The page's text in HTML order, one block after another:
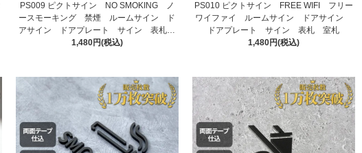
PS009 ピクトサイン NO SMOKING ノ
ースモーキング 禁煙 ルームサイン ド
アサイン ドアプレート サイン 表札
室札
1,480円(税込)
PS010 ピクトサイン FREE WIFI フリー
ワイファイ ルームサイン ドアサイン
ドアプレート サイン 表札 室札
1,480円(税込)